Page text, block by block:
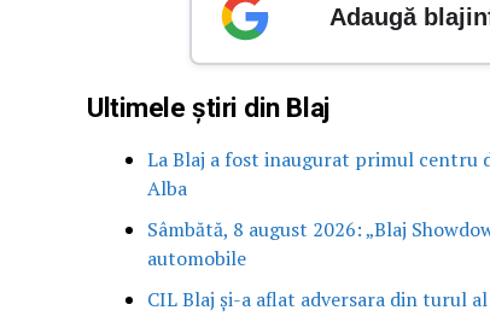
Adaugă
Ultimele știri din Blaj
La Blaj a fost inaugurat primul centru
Alba
Sâmbătă, 8 august 2026: „Blaj
automobile
CIL Blaj și-a aflat adversara din turul